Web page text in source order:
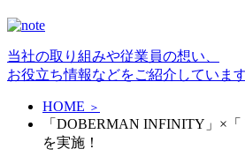
当社の取り組みや従業員の想い、
お役立ち情報などをご紹介しています
HOME ＞
「DOBERMAN INFINITY」×「
を実施！